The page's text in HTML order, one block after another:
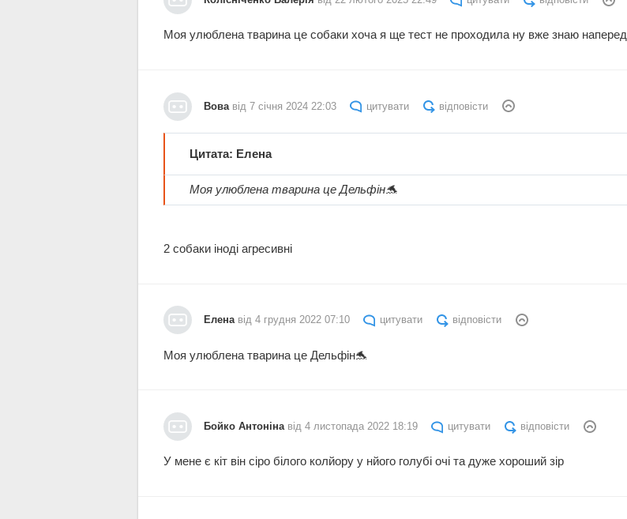
Моя улюблена тварина це собаки хоча я ще тест не проходила ну вже знаю наперед
Вова від 7 січня 2024 22:03 цитувати відповісти
Цитата: Елена
Моя улюблена тварина це Дельфін🐬
2 собаки іноді агресивні
Елена від 4 грудня 2022 07:10 цитувати відповісти
Моя улюблена тварина це Дельфін🐬
Бойко Антоніна від 4 листопада 2022 18:19 цитувати відповісти
У мене є кіт він сіро білого колйору у нйого голубі очі та дуже хороший зір